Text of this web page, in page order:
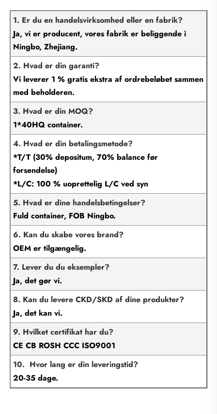
1. Er du en handelsvirksomhed eller en fabrik?
Ja, vi er producent, vores fabrik er beliggende i
Ningbo, Zhejiang.
2. Hvad er din garanti?
Vi leverer 1 % gratis ekstra af ordrebeløbet sammen
med beholderen.
3. Hvad er din MOQ?
1*40HQ container.
4. Hvad er din betalingsmetode?
*T/T (30% depositum, 70% balance før
forsendelse)
*L/C: 100 % uoprettelig L/C ved syn
5. Hvad er dine handelsbetingelser?
Fuld container, FOB Ningbo.
6. Kan du skabe vores brand?
OEM er tilgængelig.
7. Lever du du eksempler?
Ja, det gør vi.
8. Kan du levere CKD/SKD af dine produkter?
Ja, det kan vi.
9. Hvilket certifikat har du?
CE CB ROSH CCC ISO9001
10. Hvor lang er din leveringstid?
20-35 dage.